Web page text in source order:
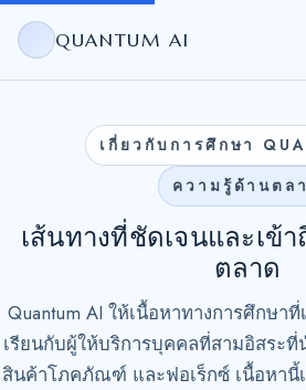
QUANTUM AI
เกี่ยวกับการศึกษา
ความรู้ด้านตล
เส้นทางที่ชัดเจนและเข้
ตลาด
Quantum AI ให้เนื้อหาทางการศึกษา
เรียนกับผู้ให้บริการบุคคลที่สามอิสระที่
สินค้าโภคภัณฑ์ และฟอเร็กซ์ เนื้อหานี้